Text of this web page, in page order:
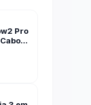
Pro